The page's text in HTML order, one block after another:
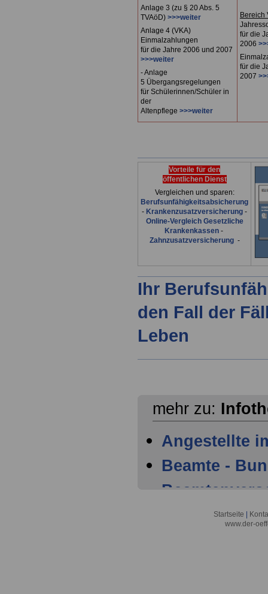
Anlage 3 (zu § 20 Abs. 5
TVAöD) >>>weiter
Anlage 4 (VKA)
Einmalzahlungen
für die Jahre 2006 und 2007
>>>weiter
- Anlage
5 Übergangsregelungen
für Schülerinnen/Schüler in
der
Altenpflege >>>weiter
Bereich
für die
2006
für die
2007
Vorteile für den
öffentlichen Dienst
Vergleichen und sparen:
Berufsunfähigkeitsabsicherung
- Krankenzusatzversicherung -
Online-Vergleich Gesetzliche
Krankenkassen-
Zahnzusatzversicherung-
Ihr
den Fall der
Leben
mehr zu:
Angestellte
Beamte -
Beamtinnen
Startseite
www.der-